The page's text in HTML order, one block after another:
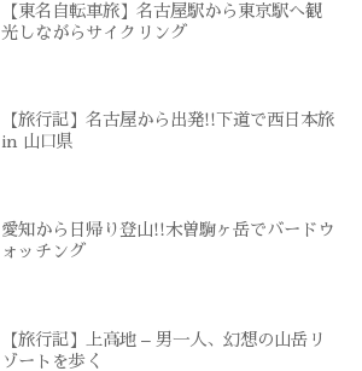
【東名自転車旅】名古屋駅から東京駅へ観
光しながらサイクリング
【旅行記】名古屋から出発!!下道で西日本旅
in 山口県
愛知から日帰り登山!!木曽駒ヶ岳でバードウ
ォッチング
【旅行記】上高地 – 男一人、幻想の山岳リ
ゾートを歩く